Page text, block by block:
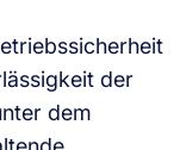
der
dem